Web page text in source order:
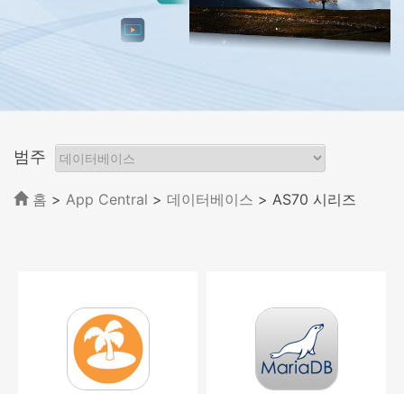
범주
홈 > App Central > 데이터베이스 > AS70 시리즈